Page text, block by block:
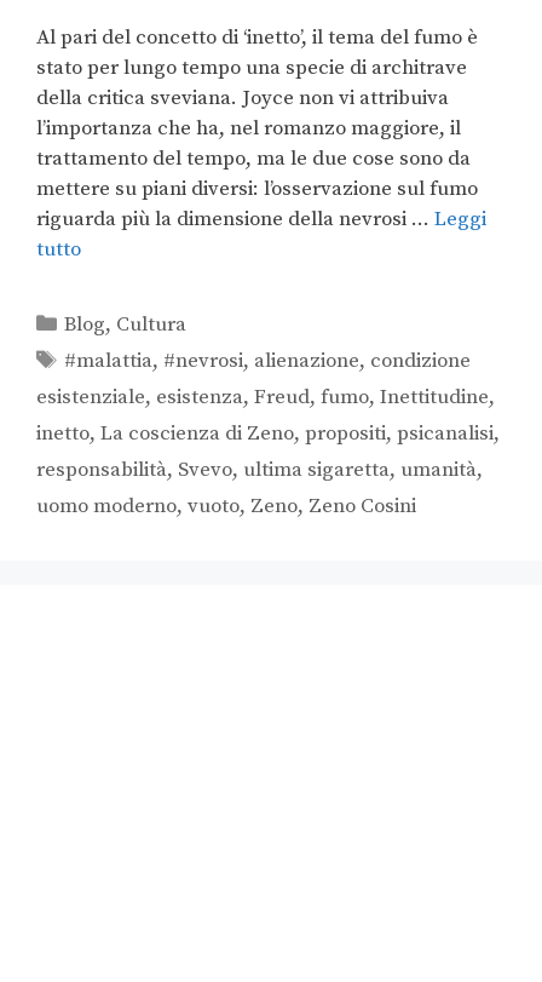
Al pari del concetto di ‘inetto’, il tema del fumo è
stato per lungo tempo una specie di architrave
della critica sveviana. Joyce non vi attribuiva
l’importanza che ha, nel romanzo maggiore, il
trattamento del tempo, ma le due cose sono da
mettere su piani diversi: l’osservazione sul fumo
riguarda più la dimensione della nevrosi … Leggi
tutto
Blog, Cultura
#malattia, #nevrosi, alienazione, condizione
esistenziale, esistenza, Freud, fumo, Inettitudine,
inetto, La coscienza di Zeno, propositi, psicanalisi,
responsabilità, Svevo, ultima sigaretta, umanità,
uomo moderno, vuoto, Zeno, Zeno Cosini